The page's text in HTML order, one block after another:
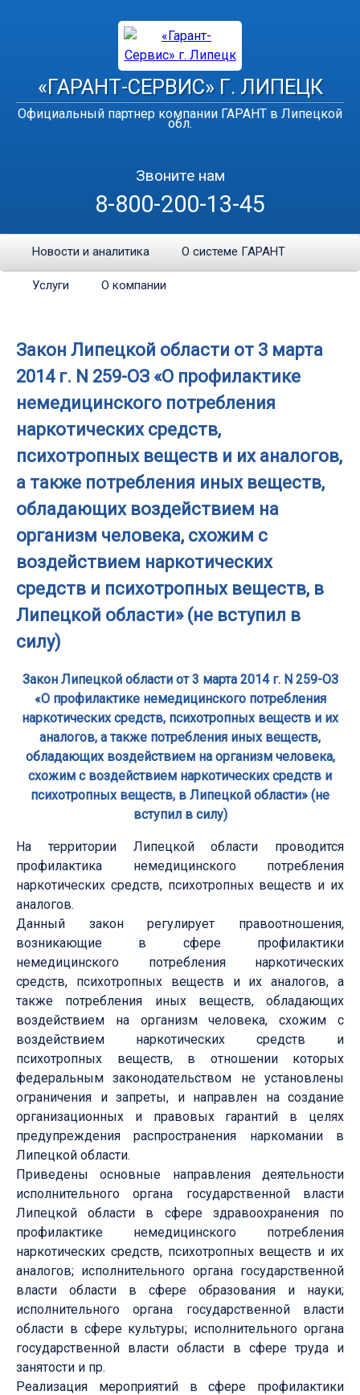
«ГАРАНТ-СЕРВИС» Г. ЛИПЕЦК
Официальный партнер компании ГАРАНТ в Липецкой
обл.
Звоните нам
8-800-200-13-45
Новости и аналитика О системе ГАРАНТ
Услуги О компании
Закон Липецкой области от 3 марта
2014 г. N 259-ОЗ «О профилактике
немедицинского потребления
наркотических средств,
психотропных веществ и их аналогов,
а также потребления иных веществ,
обладающих воздействием на
организм человека, схожим с
воздействием наркотических
средств и психотропных веществ, в
Липецкой области» (не вступил в
силу)
Закон Липецкой области от 3 марта 2014 г. N 259-ОЗ
«О профилактике немедицинского потребления
наркотических средств, психотропных веществ и их
аналогов, а также потребления иных веществ,
обладающих воздействием на организм человека,
схожим с воздействием наркотических средств и
психотропных веществ, в Липецкой области» (не
вступил в силу)
На территории Липецкой области проводится
профилактика немедицинского потребления
наркотических средств, психотропных веществ и их
аналогов.
Данный закон регулирует правоотношения,
возникающие в сфере профилактики
немедицинского потребления наркотических
средств, психотропных веществ и их аналогов, а
также потребления иных веществ, обладающих
воздействием на организм человека, схожим с
воздействием наркотических средств и
психотропных веществ, в отношении которых
федеральным законодательством не установлены
ограничения и запреты, и направлен на создание
организационных и правовых гарантий в целях
предупреждения распространения наркомании в
Липецкой области.
Приведены основные направления деятельности
исполнительного органа государственной власти
Липецкой области в сфере здравоохранения по
профилактике немедицинского потребления
наркотических средств, психотропных веществ и их
аналогов; исполнительного органа государственной
власти области в сфере образования и науки;
исполнительного органа государственной власти
области в сфере культуры; исполнительного органа
государственной власти области в сфере труда и
занятости и пр.
Реализация мероприятий в сфере профилактики